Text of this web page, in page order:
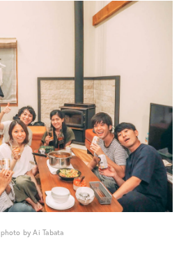
photo by Ai Tabata